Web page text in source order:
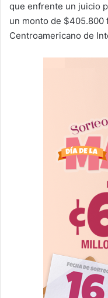
que enfrente un juicio
un monto de $405.800
Centroamericano de